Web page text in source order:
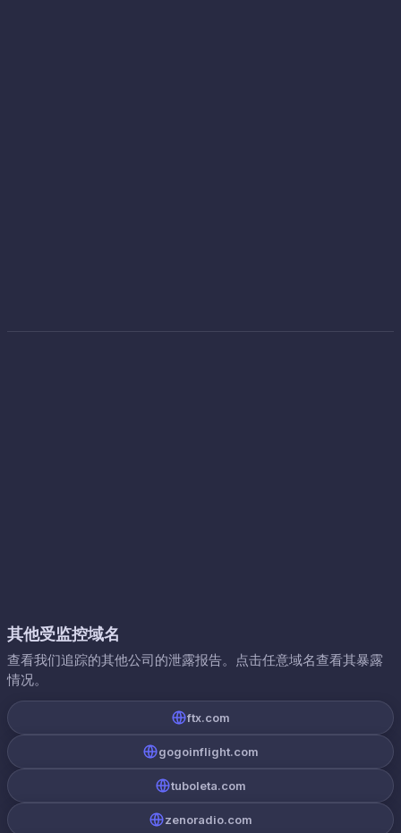
其他受监控域名
查看我们追踪的其他公司的泄露报告。点击任意域名查看其暴露
情况。
ftx.com
gogoinflight.com
tuboleta.com
zenoradio.com